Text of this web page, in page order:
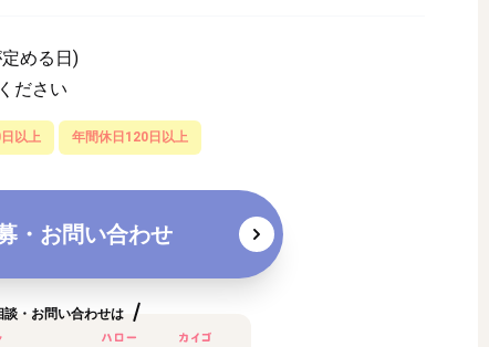
める日)
ださい
以上 年間休日120日以上
・お問い合わせ
談・お問い合わせは